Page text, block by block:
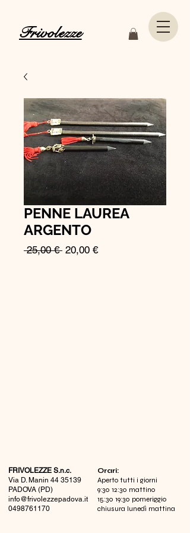
Frivolezze
PENNE LAUREA
ARGENTO
25,00 € Prezzo
20,00 €Prezzo
FRIVOLEZZE S.n.c.
Via D. Manin 44 35139
PADOVA (PD)
info@frivolezzepadova.it
0498761170
​Orari:
Aperto tutti i giorni
9:30 12:30 mattino
15:30 19:30 pomeriggio
chiusura lunedì mattina